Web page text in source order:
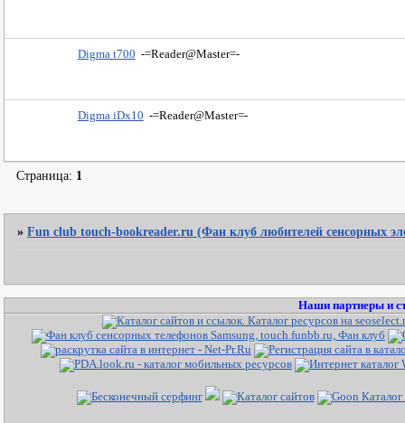
Digma t700 -=Reader@Master=-
Digma iDx10 -=Reader@Master=-
Страница: 1
»Fun club touch-bookreader.ru (Фан клуб любителей сенсорных
Наши партнеры и